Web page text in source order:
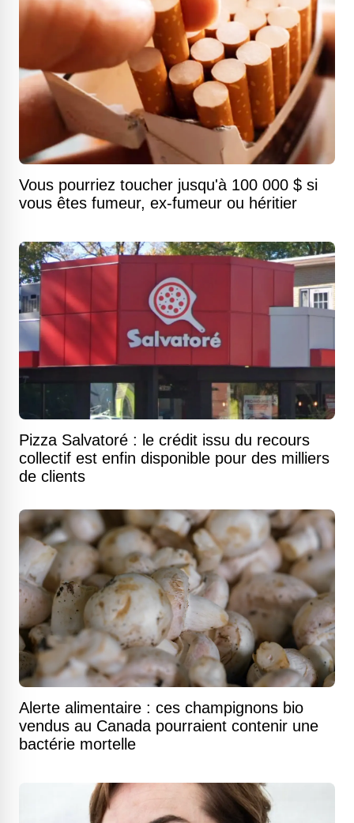
Vous pourriez toucher jusqu'à 100 000 $ si
vous êtes fumeur, ex-fumeur ou héritier
Pizza Salvatoré : le crédit issu du recours
collectif est enfin disponible pour des milliers
de clients
Alerte alimentaire : ces champignons bio
vendus au Canada pourraient contenir une
bactérie mortelle